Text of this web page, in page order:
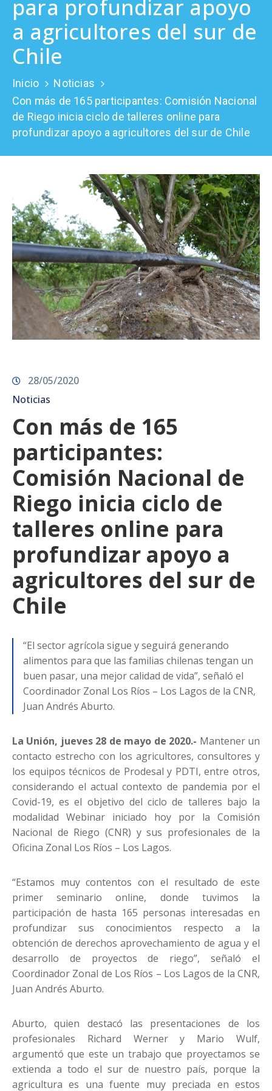
Prensa
para profundizar apoyo
a agricultores del sur de
Chile
Inicio
Noticias
Con más de 165 participantes: Comisión Nacional
de Riego inicia ciclo de talleres online para
profundizar apoyo a agricultores del sur de Chile
28/05/2020
Noticias
Con más de 165
participantes:
Comisión Nacional de
Riego inicia ciclo de
talleres online para
profundizar apoyo a
agricultores del sur de
Chile
“El sector agrícola sigue y seguirá generando
alimentos para que las familias chilenas tengan un
buen pasar, una mejor calidad de vida”, señaló el
Coordinador Zonal Los Ríos – Los Lagos de la CNR,
Juan Andrés Aburto.
La Unión, jueves 28 de mayo de 2020.- Mantener un
contacto estrecho con los agricultores, consultores y
los equipos técnicos de Prodesal y PDTI, entre otros,
considerando el actual contexto de pandemia por el
Covid-19, es el objetivo del ciclo de talleres bajo la
modalidad Webinar iniciado hoy por la Comisión
Nacional de Riego (CNR) y sus profesionales de la
Oficina Zonal Los Ríos – Los Lagos.
“Estamos muy contentos con el resultado de este
primer seminario online, donde tuvimos la
participación de hasta 165 personas interesadas en
profundizar sus conocimientos respecto a la
obtención de derechos aprovechamiento de agua y el
desarrollo de proyectos de riego”, señaló el
Coordinador Zonal de Los Ríos – Los Lagos de la CNR,
Juan Andrés Aburto.
Aburto, quien destacó las presentaciones de los
profesionales Richard Werner y Mario Wulf,
argumentó que este un trabajo que proyectamos se
extienda a todo el sur de nuestro país, porque la
agricultura es una fuente muy preciada en estos